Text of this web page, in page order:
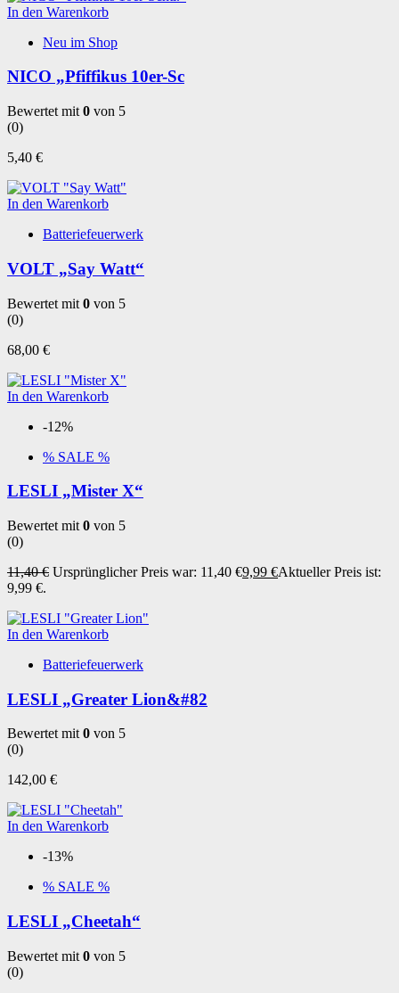
In den Warenkorb
Neu im Shop
NICO „Pfiffikus 10er-Sc
Bewertet mit 0 von 5
(0)
5,40 €
In den Warenkorb
Batteriefeuerwerk
VOLT „Say Watt“
Bewertet mit 0 von 5
(0)
68,00 €
In den Warenkorb
-12%
% SALE %
LESLI „Mister X“
Bewertet mit 0 von 5
(0)
11,40€ Ursprünglicher Preis war: 11,40 €9,99 €Aktueller Preis ist:
9,99 €.
In den Warenkorb
Batteriefeuerwerk
LESLI „Greater Lion&#82
Bewertet mit0 von 5
(0)
142,00 €
In den Warenkorb
-13%
% SALE %
LESLI „Cheetah“
Bewertet mit 0 von 5
(0)